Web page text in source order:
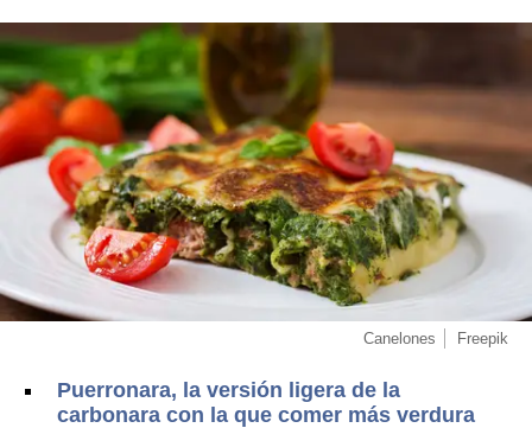
Canelones Freepik
Puerronara, la versión ligera de la
carbonara con la que comer más verdura